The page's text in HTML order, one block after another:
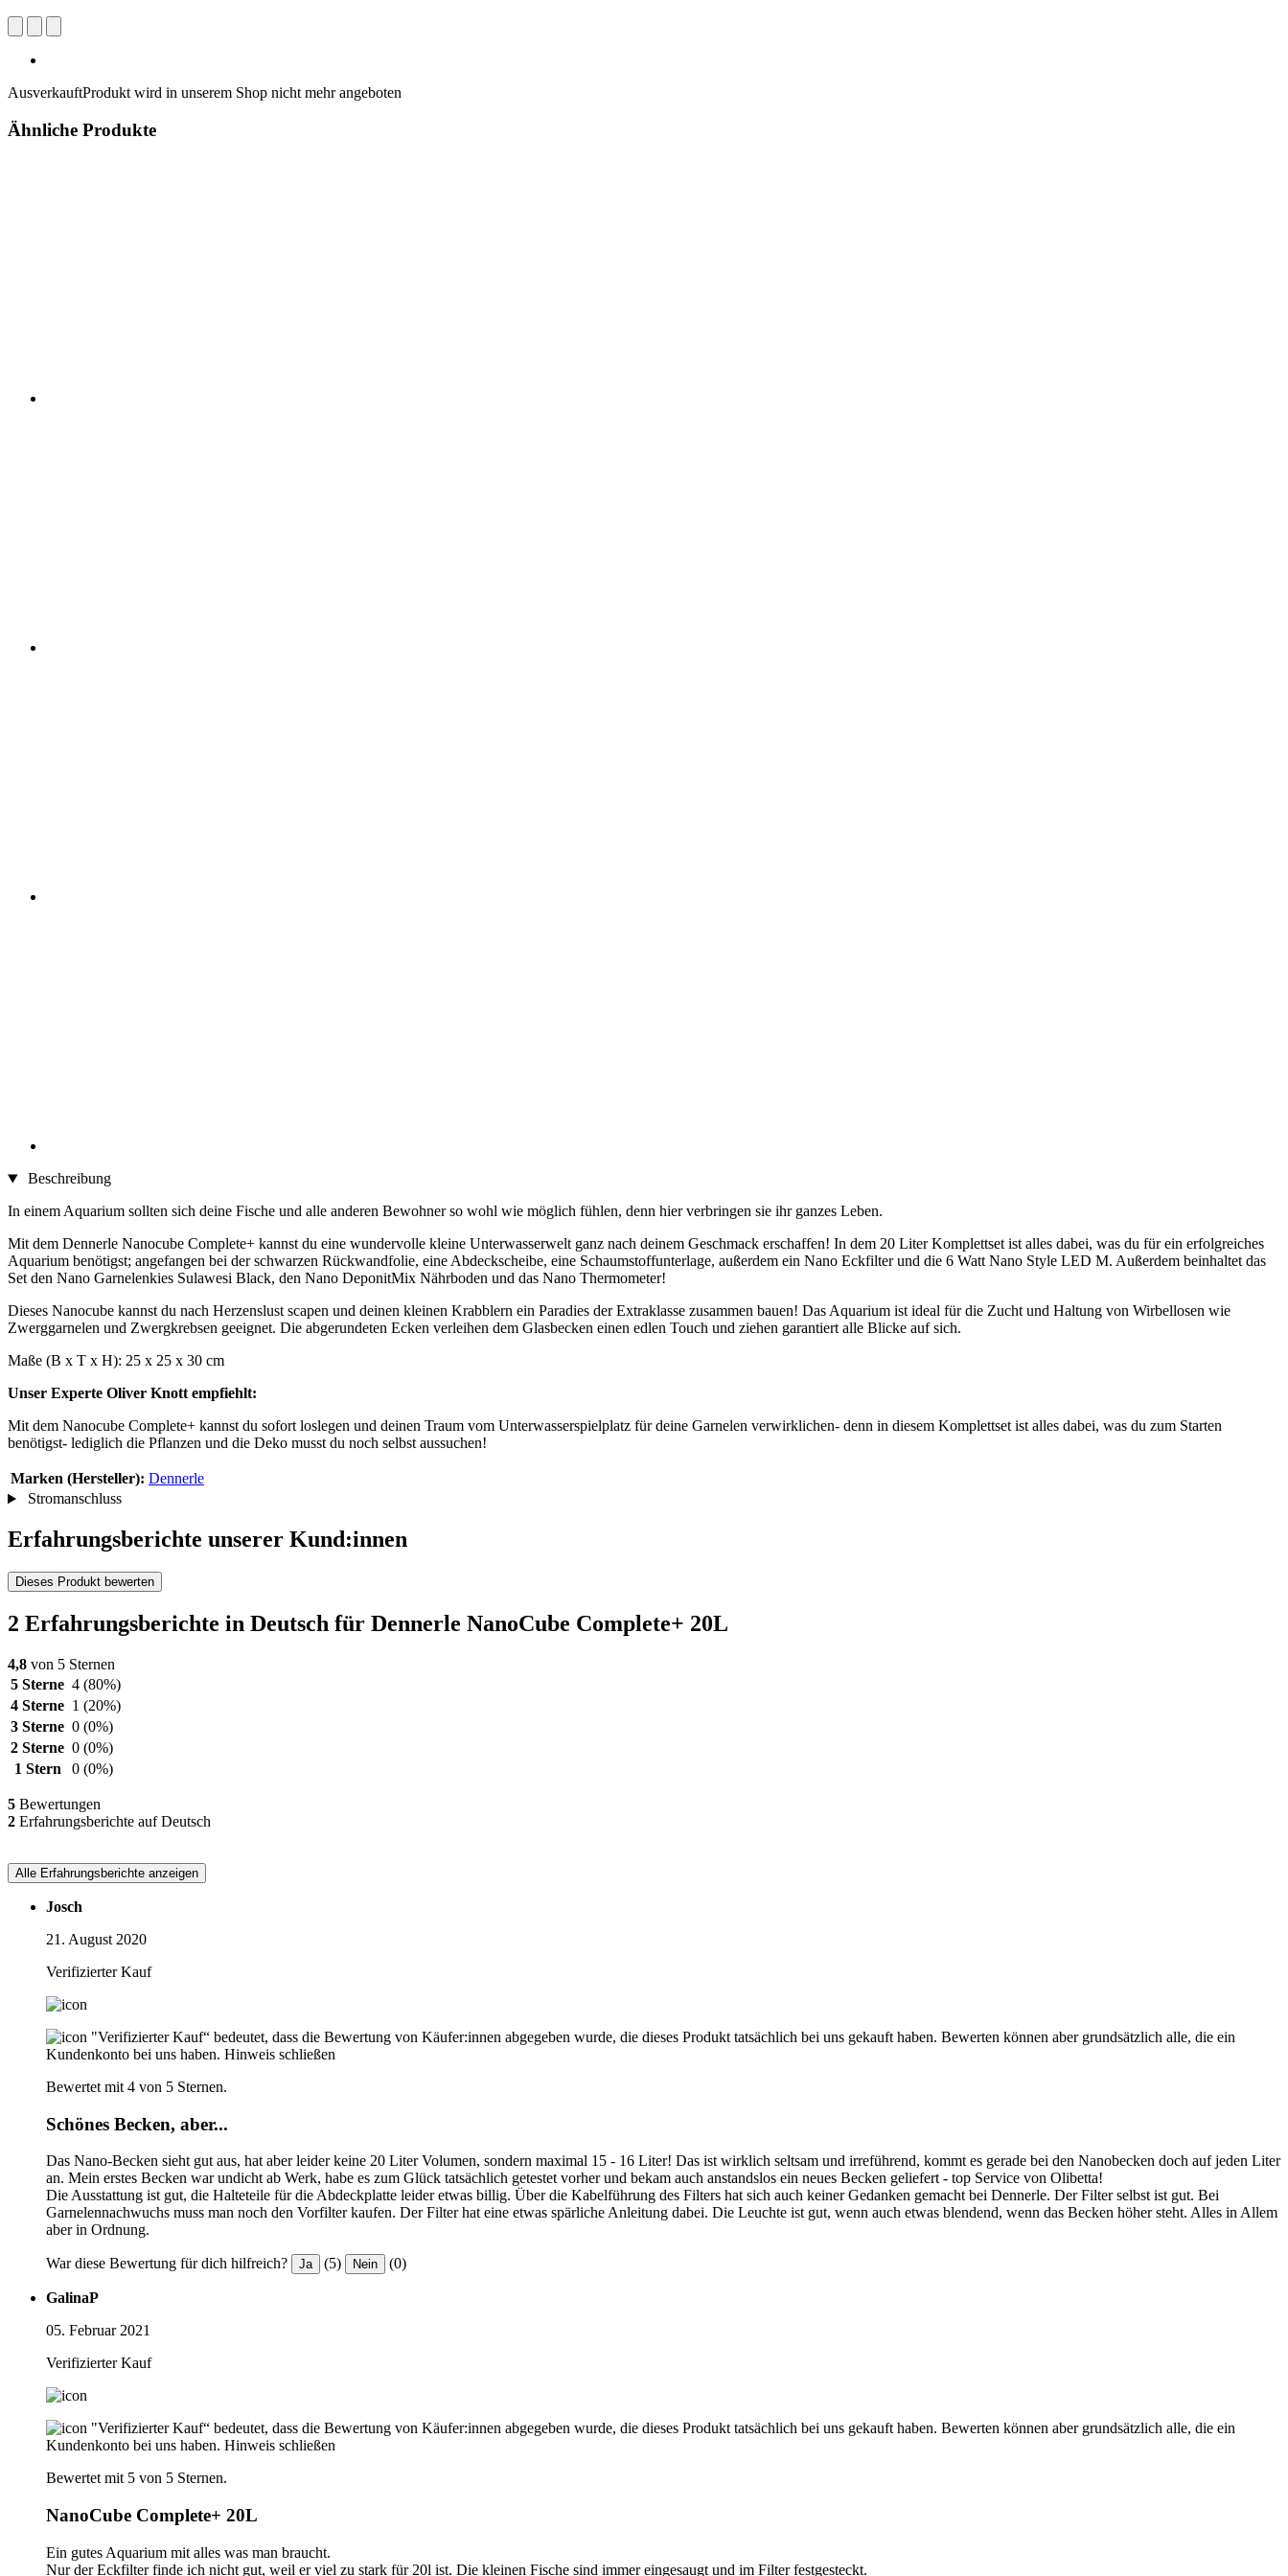
AusverkauftProdukt wird in unserem Shop nicht mehr angeboten
Ähnliche Produkte
Beschreibung
In einem Aquarium sollten sich deine Fische und alle anderen Bewohner so wohl wie möglich fühlen, denn hier verbringen sie ihr ganzes Leben.
Mit dem Dennerle Nanocube Complete+ kannst du eine wundervolle kleine Unterwasserwelt ganz nach deinem Geschmack erschaffen! In dem 20 Liter Komplettset ist alles dabei, was du für ein erfolgreiches
Aquarium benötigst; angefangen bei der schwarzen Rückwandfolie, eine Abdeckscheibe, eine Schaumstoffunterlage, außerdem ein Nano Eckfilter und die 6 Watt Nano Style LED M. Außerdem beinhaltet das
Set den Nano Garnelenkies Sulawesi Black, den Nano DeponitMix Nährboden und das Nano Thermometer!
Dieses Nanocube kannst du nach Herzenslust scapen und deinen kleinen Krabblern ein Paradies der Extraklasse zusammen bauen! Das Aquarium ist ideal für die Zucht und Haltung von Wirbellosen wie
Zwerggarnelen und Zwergkrebsen geeignet. Die abgerundeten Ecken verleihen dem Glasbecken einen edlen Touch und ziehen garantiert alle Blicke auf sich.
Maße (B x T x H): 25 x 25 x 30 cm
Unser Experte Oliver Knott empfiehlt:
Mit dem Nanocube Complete+ kannst du sofort loslegen und deinen Traum vom Unterwasserspielplatz für deine Garnelen verwirklichen- denn in diesem Komplettset ist alles dabei, was du zum Starten
benötigst- lediglich die Pflanzen und die Deko musst du noch selbst aussuchen!
Marken (Hersteller): Dennerle
Stromanschluss
Erfahrungsberichte unserer Kund:innen
Dieses Produkt bewerten
2 Erfahrungsberichte in Deutsch für Dennerle NanoCube Complete+ 20L
4,8 von 5 Sternen
5 Sterne 4 (80%)
4 Sterne 1 (20%)
3 Sterne 0 (0%)
2 Sterne 0 (0%)
1 Stern
0 (0%)
5 Bewertungen
2 Erfahrungsberichte auf Deutsch
Alle Erfahrungsberichte anzeigen
Josch
21. August 2020
Verifizierter Kauf
"Verifizierter Kauf“ bedeutet, dass die Bewertung von Käufer:innen abgegeben wurde, die dieses Produkt tatsächlich bei uns gekauft haben. Bewerten können aber grundsätzlich alle, die ein
Kundenkonto bei uns haben. Hinweis schließen
Bewertet mit 4 von 5 Sternen.
Schönes Becken, aber...
Das Nano-Becken sieht gut aus, hat aber leider keine 20 Liter Volumen, sondern maximal 15 - 16 Liter! Das ist wirklich seltsam und irreführend, kommt es gerade bei den Nanobecken doch auf jeden Liter
an. Mein erstes Becken war undicht ab Werk, habe es zum Glück tatsächlich getestet vorher und bekam auch anstandslos ein neues Becken geliefert - top Service von Olibetta!
Die Ausstattung ist gut, die Halteteile für die Abdeckplatte leider etwas billig. Über die Kabelführung des Filters hat sich auch keiner Gedanken gemacht bei Dennerle. Der Filter selbst ist gut. Bei
Garnelennachwuchs muss man noch den Vorfilter kaufen. Der Filter hat eine etwas spärliche Anleitung dabei. Die Leuchte ist gut, wenn auch etwas blendend, wenn das Becken höher steht. Alles in Allem
aber in Ordnung.
War diese Bewertung für dich hilfreich? Ja (5) Nein (0)
GalinaP
05. Februar 2021
Verifizierter Kauf
"Verifizierter Kauf“ bedeutet, dass die Bewertung von Käufer:innen abgegeben wurde, die dieses Produkt tatsächlich bei uns gekauft haben. Bewerten können aber grundsätzlich alle, die ein
Kundenkonto bei uns haben. Hinweis schließen
Bewertet mit 5 von 5 Sternen.
NanoCube Complete+ 20L
Ein gutes Aquarium mit alles was man braucht.
Nur der Eckfilter finde ich nicht gut, weil er viel zu stark für 20l ist. Die kleinen Fische sind immer eingesaugt und im Filter festgesteckt.